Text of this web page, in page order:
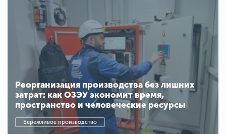
Реорганизация производства без лишних
затрат: как ОЗЭУ экономит время,
пространство и человеческие ресурсы
Бережливое производство